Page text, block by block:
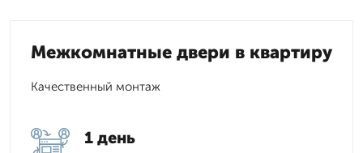
Межкомнатные двери в квартиру
Качественный монтаж
1 день